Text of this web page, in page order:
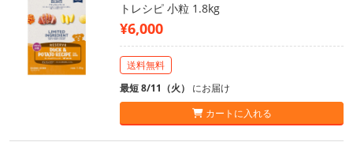
トレシピ 小粒 1.8kg
¥6,000
送料無料
最短 8/11（火） にお届け
カートに入れる